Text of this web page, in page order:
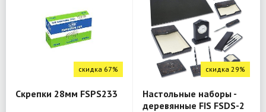
скидка 67%
Скрепки 28мм FSPS233
скидка 29%
Настольные наборы -
деревянные FIS FSDS-2